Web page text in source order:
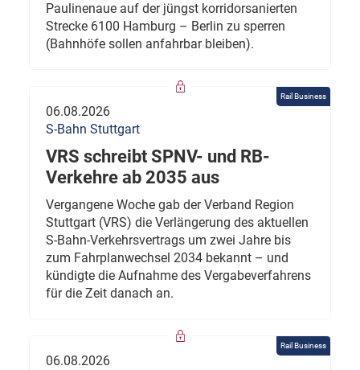
Paulinenaue auf der jüngst korridorsanierten
Strecke 6100 Hamburg – Berlin zu sperren
(Bahnhöfe sollen anfahrbar bleiben).
Rail Business
06.08.2026
S-Bahn Stuttgart
VRS schreibt SPNV- und RB-
Verkehre ab 2035 aus
Vergangene Woche gab der Verband Region
Stuttgart (VRS) die Verlängerung des aktuellen
S-Bahn-Verkehrsvertrags um zwei Jahre bis
zum Fahrplanwechsel 2034 bekannt – und
kündigte die Aufnahme des Vergabeverfahrens
für die Zeit danach an.
Rail Business
06.08.2026